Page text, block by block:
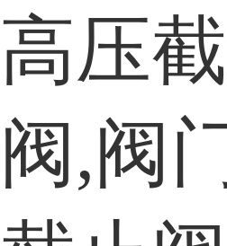
高压
阀,阀